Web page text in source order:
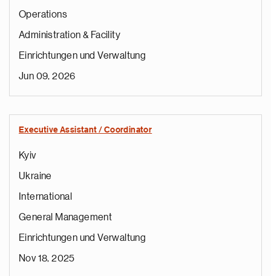
Operations
Administration & Facility
Einrichtungen und Verwaltung
Jun 09, 2026
Executive Assistant / Coordinator
Kyiv
Ukraine
International
General Management
Einrichtungen und Verwaltung
Nov 18, 2025